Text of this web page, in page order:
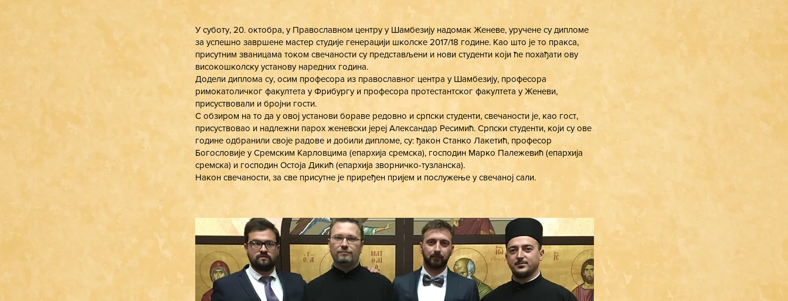
У суботу, 20. октобра, у Православном центру у Шамбезију надомак Женеве, уручене су дипломе
за успешно завршене мастер студије генерацији школске 2017/18 године. Као што је то пракса,
присутним званицама током свечаности су представљени и нови студенти који ће похађати ову
високошколску установу наредних година.
Додели диплома су, осим професора из православног центра у Шамбезију, професора
римокатоличког факултета у Фрибургу и професора протестантског факултета у Женеви,
присуствовали и бројни гости.
С обзиром на то да у овој установи бораве редовно и српски студенти, свечаности је, као гост,
присуствовао и надлежни парох женевски јереј Александар Ресимић. Српски студенти, који су ове
године одбранили своје радове и добили дипломе, су: ђакон Станко Лакетић, професор
Богословије у Сремским Карловцима (епархија сремска), господин Марко Палежевић (епархија
сремска) и господин Остоја Дикић (епархија зворничко-тузланска).
Након свечаности, за све присутне је приређен пријем и послужење у свечаној сали.